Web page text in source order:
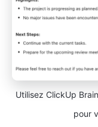
Utilisez ClickUp
pour